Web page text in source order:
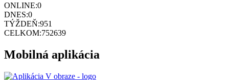
ONLINE:0
DNES:0
TÝŽDEŇ:951
CELKOM:752639
Mobilná aplikácia